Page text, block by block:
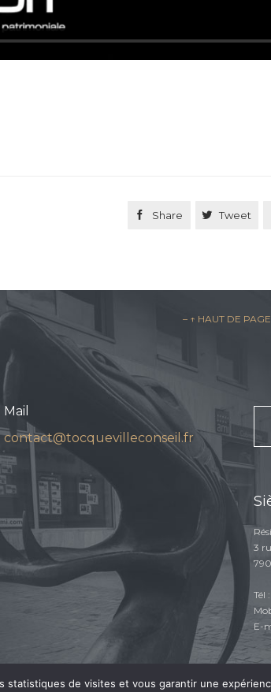
 Share  Tweet
– ↑ HAUT DE
Mail
contact@tocquevilleconseil.fr
3
Tél
E-
statistiques de visites et vous garantir une